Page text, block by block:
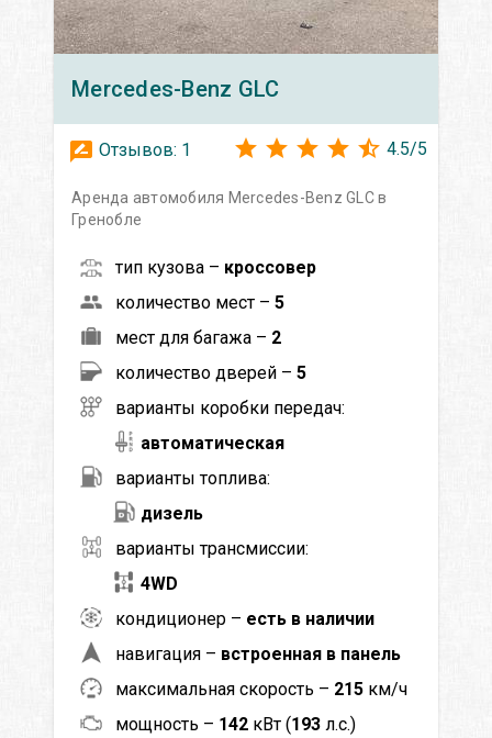
Mercedes-Benz GLC
Отзывов: 1 4.5/5
Аренда автомобиля Mercedes-Benz GLC в
Гренобле
тип кузова – кроссовер
количество мест – 5
мест для багажа – 2
количество дверей – 5
варианты коробки передач:
автоматическая
варианты топлива:
дизель
варианты трансмиссии:
4WD
кондиционер – есть в наличии
навигация – встроенная в панель
максимальная скорость – 215 км/ч
мощность – 142 кВт (193 л.с.)